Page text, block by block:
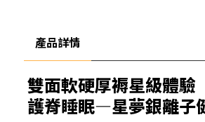
產品詳情
雙面軟硬厚褥星級體
護脊睡眠—星夢銀離子